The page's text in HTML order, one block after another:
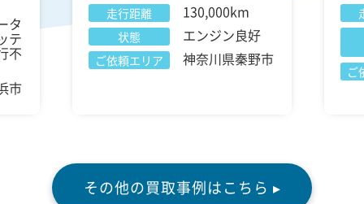
タ
テ
不
市
走行距離 130,000km
状態 エンジン良好
ご依頼エリア 神奈川県秦野市
ご
その他の買取事例はこちら ▸